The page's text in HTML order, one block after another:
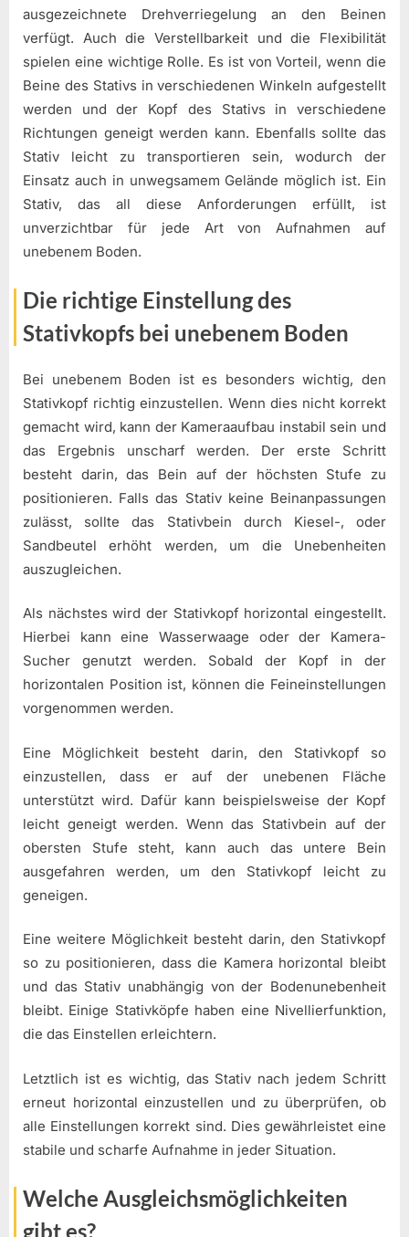
ausgezeichnete Drehverriegelung an den Beinen
verfügt. Auch die Verstellbarkeit und die Flexibilität
spielen eine wichtige Rolle. Es ist von Vorteil, wenn die
Beine des Stativs in verschiedenen Winkeln aufgestellt
werden und der Kopf des Stativs in verschiedene
Richtungen geneigt werden kann. Ebenfalls sollte das
Stativ leicht zu transportieren sein, wodurch der
Einsatz auch in unwegsamem Gelände möglich ist. Ein
Stativ, das all diese Anforderungen erfüllt, ist
unverzichtbar für jede Art von Aufnahmen auf
unebenem Boden.
Die richtige Einstellung des
Stativkopfs bei unebenem Boden
Bei unebenem Boden ist es besonders wichtig, den
Stativkopf richtig einzustellen. Wenn dies nicht korrekt
gemacht wird, kann der Kameraaufbau instabil sein und
das Ergebnis unscharf werden. Der erste Schritt
besteht darin, das Bein auf der höchsten Stufe zu
positionieren. Falls das Stativ keine Beinanpassungen
zulässt, sollte das Stativbein durch Kiesel-, oder
Sandbeutel erhöht werden, um die Unebenheiten
auszugleichen.
Als nächstes wird der Stativkopf horizontal eingestellt.
Hierbei kann eine Wasserwaage oder der Kamera-
Sucher genutzt werden. Sobald der Kopf in der
horizontalen Position ist, können die Feineinstellungen
vorgenommen werden.
Eine Möglichkeit besteht darin, den Stativkopf so
einzustellen, dass er auf der unebenen Fläche
unterstützt wird. Dafür kann beispielsweise der Kopf
leicht geneigt werden. Wenn das Stativbein auf der
obersten Stufe steht, kann auch das untere Bein
ausgefahren werden, um den Stativkopf leicht zu
geneigen.
Eine weitere Möglichkeit besteht darin, den Stativkopf
so zu positionieren, dass die Kamera horizontal bleibt
und das Stativ unabhängig von der Bodenunebenheit
bleibt. Einige Stativköpfe haben eine Nivellierfunktion,
die das Einstellen erleichtern.
Letztlich ist es wichtig, das Stativ nach jedem Schritt
erneut horizontal einzustellen und zu überprüfen, ob
alle Einstellungen korrekt sind. Dies gewährleistet eine
stabile und scharfe Aufnahme in jeder Situation.
Welche Ausgleichsmöglichkeiten
gibt es?